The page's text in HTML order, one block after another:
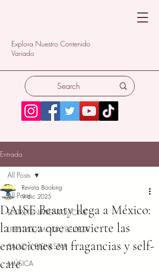
Explora Nuestro Contenido
Variado
Entrada
All Posts
ENTRETENIMIENTO/CINE
LIFESTYLE/MODA/BELLEZA
SALUD Y BIENESTAR
MÚSICA
All Posts
DAISE Beauty llega a México:
la marca que convierte las
emociones en fragancias y self-
care
Revista Booking
9 dic 2025